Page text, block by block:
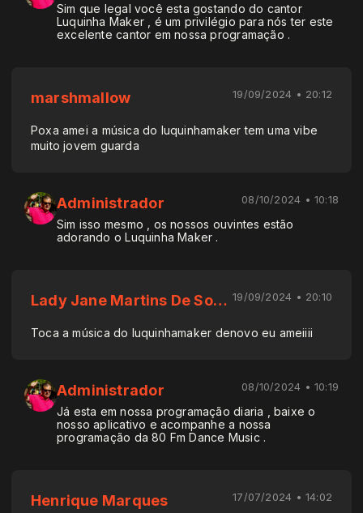
Sim que legal você esta gostando do cantor
Luquinha Maker , é um privilégio para nós ter este
excelente cantor em nossa programação .
marshmallow 19/09/2024 • 20:12
Poxa amei a música do luquinhamaker tem uma vibe
muito jovem guarda
Administrador 08/10/2024 • 10:18
Sim isso mesmo , os nossos ouvintes estão
adorando o Luquinha Maker .
Lady Jane Martins De Souza Frotté 19/09/2024 • 20:10
Toca a música do luquinhamaker denovo eu ameiiii
Administrador 08/10/2024 • 10:19
Já esta em nossa programação diaria , baixe o
nosso aplicativo e acompanhe a nossa
programação da 80 Fm Dance Music .
Henrique Marques 17/07/2024 • 14:02